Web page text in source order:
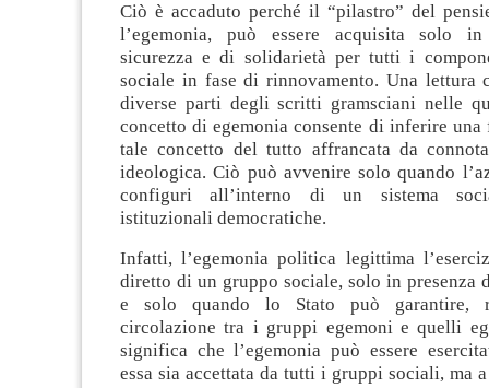
Ciò è accaduto perché il “pilastro” del
l’egemonia, può essere acquisita solo
sicurezza e di solidarietà per tutti i
sociale in fase di rinnovamento. Una lettura
diverse parti degli scritti gramsciani nelle
concetto di egemonia consente di inferire
tale concetto del tutto affrancata da
ideologica. Ciò può avvenire solo quando
configuri all’interno di un sistema
istituzionali democratiche.
Infatti, l’egemonia politica legittima
diretto di un gruppo sociale, solo in
e solo quando lo Stato può garantire,
circolazione tra i gruppi egemoni e quelli
significa che l’egemonia può essere
essa sia accettata da tutti i gruppi sociali, ma